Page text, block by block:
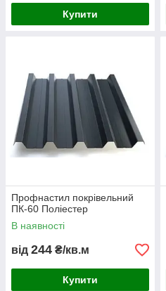
Купити
Профнастил покрівельний
ПК-60 Поліестер
В наявності
від 244 ₴/кв.м
Купити